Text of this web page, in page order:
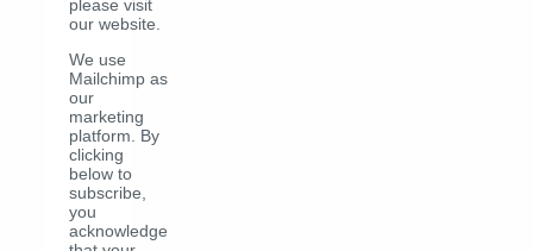
please visit
our website.
We use
Mailchimp as
our
marketing
platform. By
clicking
below to
subscribe,
you
acknowledge